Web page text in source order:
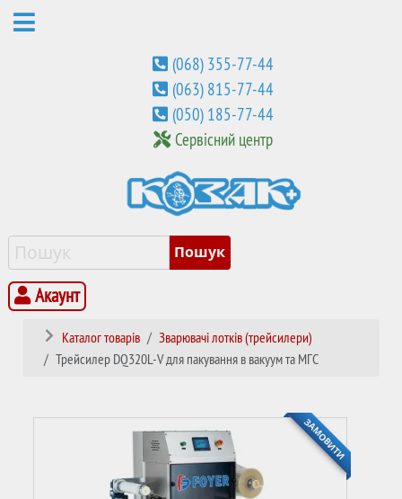
(068) 355-77-44
(063) 815-77-44
(050) 185-77-44
Сервісний центр
Акаунт
Каталог товарів
Зварювачі лотків (трейсилери)
Трейсилер DQ320L-V для пакування в вакуум та МГС
ЗАМОВИТИ